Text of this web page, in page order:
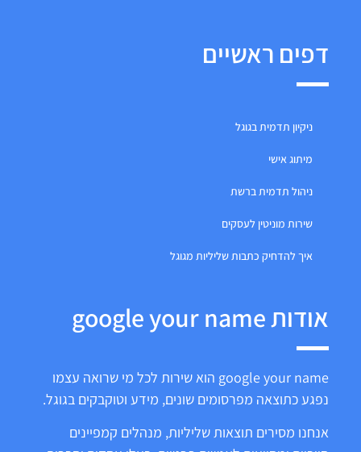
דפים ראשיים
ניקיון תדמית בגוגל
מיתוג אישי
ניהול תדמית ברשת
שירות מוניטין לעסקים
איך להדחיק כתבות שליליות מגוגל
אודות google your name
google your name הוא שירות לכל מי שרואה עצמו
נפגע כתוצאה מפרסומים שונים, מידע וטוקבקים בגוגל.
אנחנו מסירים תוצאות שליליות, מנהלים קמפיינים